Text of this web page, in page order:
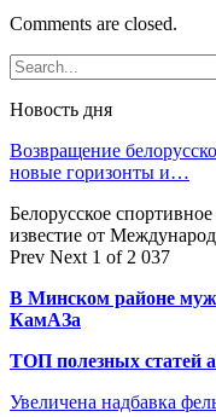
Comments are closed.
Новость дня
Возвращение
новые горизонты и…
Белорусское
известие от
Prev Next 1 of 2 037
В Минском районе
КамАЗа
ТОП полезных статей
Увеличена надбавка